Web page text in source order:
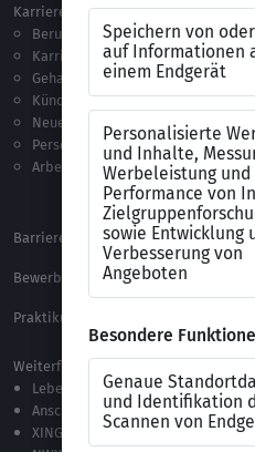
Karriere
Berufseinstieg
Karriere machen
Gehalt
Kündigung
Neue Arbeitswelt
Personalführung
Arbeitsrecht
Barrierefreiheitserklärung
Bewerbungs-FAQ
Praktikum Online Marketing
Weiterführende Links
Lebenslauf-Editor
Anschreiben-Editor
XING Stellenmarkt